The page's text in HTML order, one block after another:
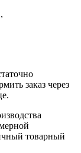
заказ через
товарный